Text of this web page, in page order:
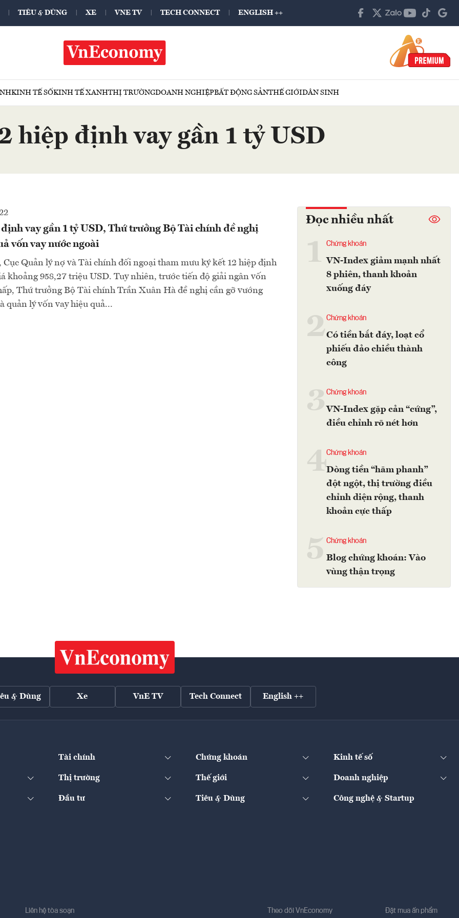
TIÊU & DÙNG XE VNE TV TECH CONNECT ENGLISH ++
KINH TẾ SỐKINH TẾ XANHTHỊ TRƯỜNGDOANH NGHIỆPBẤT ĐỘNG SẢNTHẾ GIỚIDÂN SINH
hiệp định vay gần 1 tỷ USD
vay gần 1 tỷ USD, Thứ trưởng Bộ Tài chính đề nghị
vốn vay nước ngoài
Cục Quản lý nợ và Tài chính đối ngoại tham mưu ký kết 12 hiệp định
khoảng 958,27 triệu USD. Tuy nhiên, trước tiến độ giải ngân vốn
Thứ trưởng Bộ Tài chính Trần Xuân Hà đề nghị cần gỡ vướng
quản lý vốn vay hiệu quả...
Đọc nhiều nhất
Chứng khoán
VN-Index giảm mạnh nhất
8 phiên, thanh khoản
xuống đáy
2Chứng khoán
Có tiền bắt đáy, loạt cổ
phiếu đảo chiều thành
công
Chứng khoán
VN-Index gặp cản “cứng”,
điều chỉnh rõ nét hơn
4Chứng khoán
Dòng tiền “hãm phanh”
đột ngột, thị trường điều
chỉnh diện rộng, thanh
khoản cực thấp
Chứng khoán
Blog chứng khoán: Vào
vùng thận trọng
& Dùng Xe VnE TV Tech Connect English ++
Tài chính Chứng khoán Kinh tế số
Thị trường Thế giới Doanh nghiệp
Đầu tư Tiêu & Dùng Công nghệ & Startup
Liên hệ tòa soạn Theo dõi VnEconomy Đặt mua ấn phẩm